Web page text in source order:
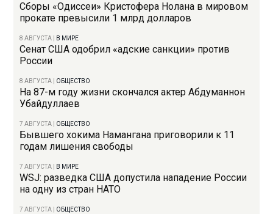
Сборы «Одиссеи» Кристофера Нолана в мировом
прокате превысили 1 млрд долларов
8 АВГУСТА В МИРЕ
Сенат США одобрил «адские санкции» против
России
8 АВГУСТА ОБЩЕСТВО
На 87-м году жизни скончался актер Абдуманнон
Убайдуллаев
7 АВГУСТА ОБЩЕСТВО
Бывшего хокима Намангана приговорили к 11
годам лишения свободы
7 АВГУСТА В МИРЕ
WSJ: разведка США допустила нападение России
на одну из стран НАТО
7 АВГУСТА ОБЩЕСТВО